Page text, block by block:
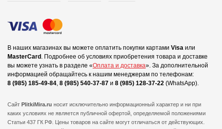
В наших магазинах вы можете оплатить покупки картами Visa или
MasterCard . Подробнее об условиях приобретения товара и доставке
вы можете узнать в разделе «Оплата и доставка». За дополнительной
информацией обращайтесь к нашим менеджерам по телефонам:
8 (985) 185-49-84, 8 (985) 540-37-87 и 8 (985) 128-37-22 (WhatsApp).
Сайт PlitkiMira.ru носит исключительно информационный характер и ни при
каких условиях не является публичной офертой, определяемой положениями
Статьи 437 ГК РФ. Цены товаров на сайте могут отличаться от действующих.